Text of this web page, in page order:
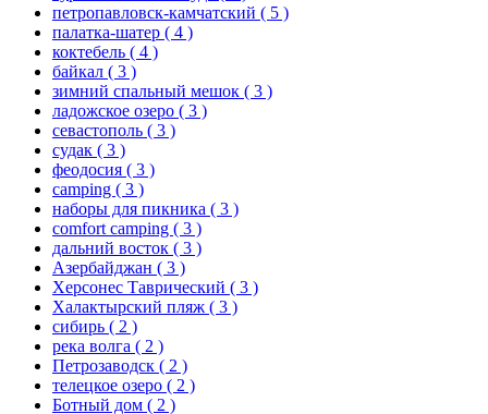
петропавловск-камчатский ( 5 )
палатка-шатер ( 4 )
коктебель ( 4 )
байкал ( 3 )
зимний спальный мешок ( 3 )
ладожское озеро ( 3 )
севастополь ( 3 )
судак ( 3 )
феодосия ( 3 )
camping ( 3 )
наборы для пикника ( 3 )
comfort camping ( 3 )
дальний восток ( 3 )
Азербайджан ( 3 )
Херсонес Таврический ( 3 )
Халактырский пляж ( 3 )
сибирь ( 2 )
река волга ( 2 )
Петрозаводск ( 2 )
телецкое озеро ( 2 )
Ботный дом ( 2 )